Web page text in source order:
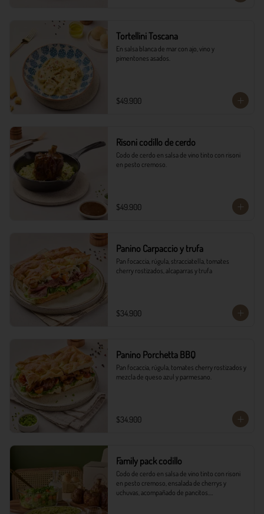
Tortellini Toscana
En salsa blanca de mar con ajo, vino y
pimentones asados.
$49.900
Risoni codillo de cerdo
Codo de cerdo en salsa de vino tinto con risoni
en pesto cremoso.​
$49.900
Panino Carpaccio y trufa
Pan focaccia, rúgula, stracciatella, tomates
cherry rostizados, alcaparras y trufa
$34.900
Panino Porchetta BBQ
Pan focaccia, rúgula, tomates cherry rostizados y
mezcla de queso azul y parmesano.
$34.900
Family pack codillo
Codo de cerdo en salsa de vino tinto con risoni
en pesto cremoso, ensalada de cherrys y
uchuvas, acompañado de pancitos.​​